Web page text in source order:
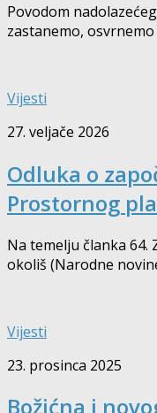
Povodom
zastanemo,
Vijesti
27. veljače 2026
Odluka o
Prostornog
Na temelju članka
okoliš (Narodne
Vijesti
23. prosinca 2025
Božićna i